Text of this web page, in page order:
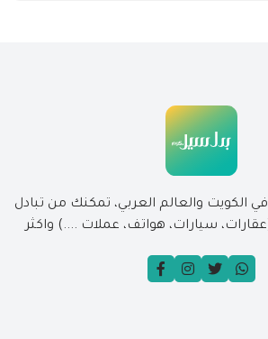
الكويت والعالم العربي، تمكنك من تبادل
سيارات، هواتف، عملات ....) واكثر